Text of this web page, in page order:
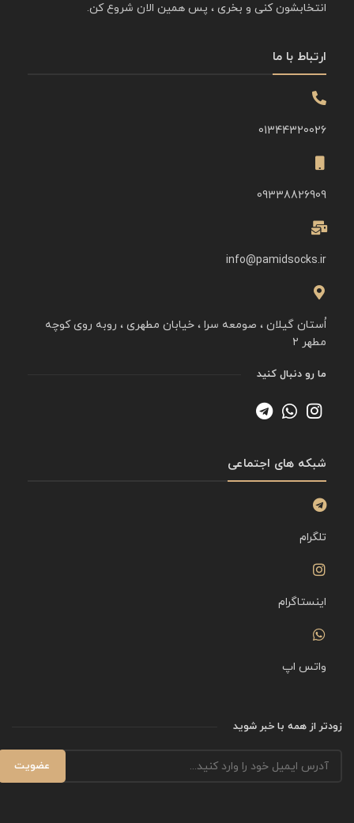
انتخابشون کنی و بخری ، پس همین الان شروع کن.
ارتباط با ما
01344320026
09338826909
info@pamidsocks.ir
اُستان گیلان ، صومعه سرا ، خیابان مطهری ، روبه روی کوچه
مطهر ۲
ما رو دنبال کنید
شبکه های اجتماعی
تلگرام
اینستاگرام
واتس اپ
زودتر از همه با خبر شوید